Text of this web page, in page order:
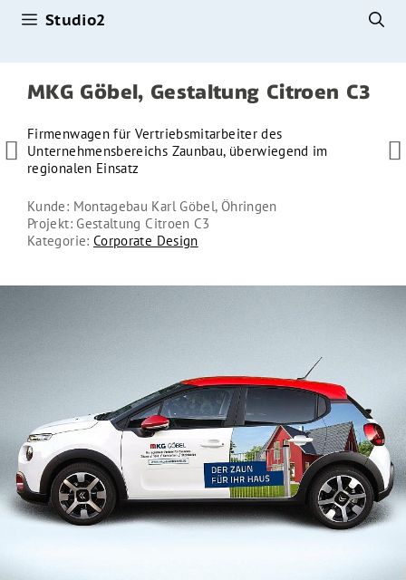
Studio2
MKG Göbel, Gestaltung Citroen C3
 
Firmenwagen für Vertriebsmitarbeiter des
Unternehmensbereichs Zaunbau, überwiegend im
regionalen Einsatz
Kunde: Montagebau Karl Göbel, Öhringen
Projekt: Gestaltung Citroen C3
Kategorie: Corporate Design